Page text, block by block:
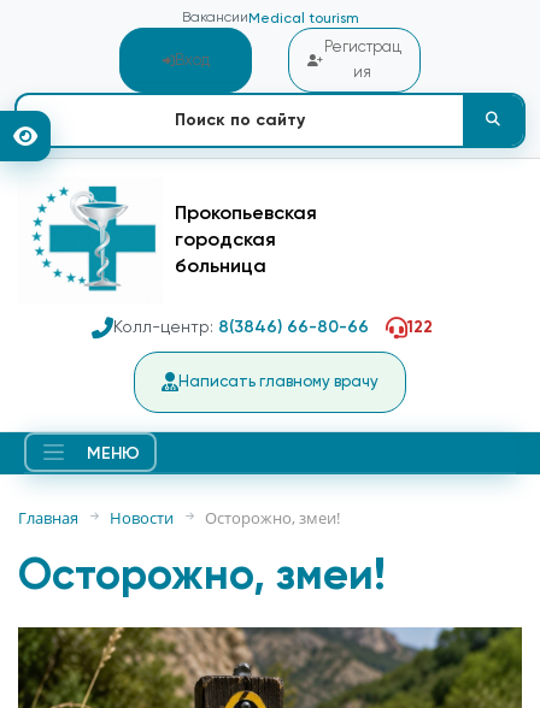
Вакансии Medical tourism
Вход
Регистрац
ия
Прокопьевская
городская
больница
Колл-центр: 8(3846) 66-80-66 122
Написать главному врачу
МЕНЮ
Главная Новости Осторожно, змеи!
Осторожно, змеи!